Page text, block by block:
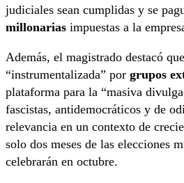
judiciales sean cumplidas y se
millonarias impuestas a la
Además, el magistrado destacó
“instrumentalizada” por grupos
plataforma para la “masiva
fascistas, antidemocráticos y de
relevancia en un contexto de
solo dos meses de las elecciones
celebrarán en octubre.